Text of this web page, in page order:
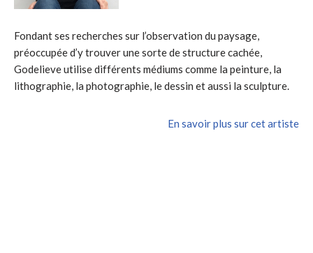
Fondant ses recherches sur l’observation du paysage,
préoccupée d’y trouver une sorte de structure cachée,
Godelieve utilise différents médiums comme la peinture, la
lithographie, la photographie, le dessin et aussi la sculpture.
En savoir plus sur cet artiste